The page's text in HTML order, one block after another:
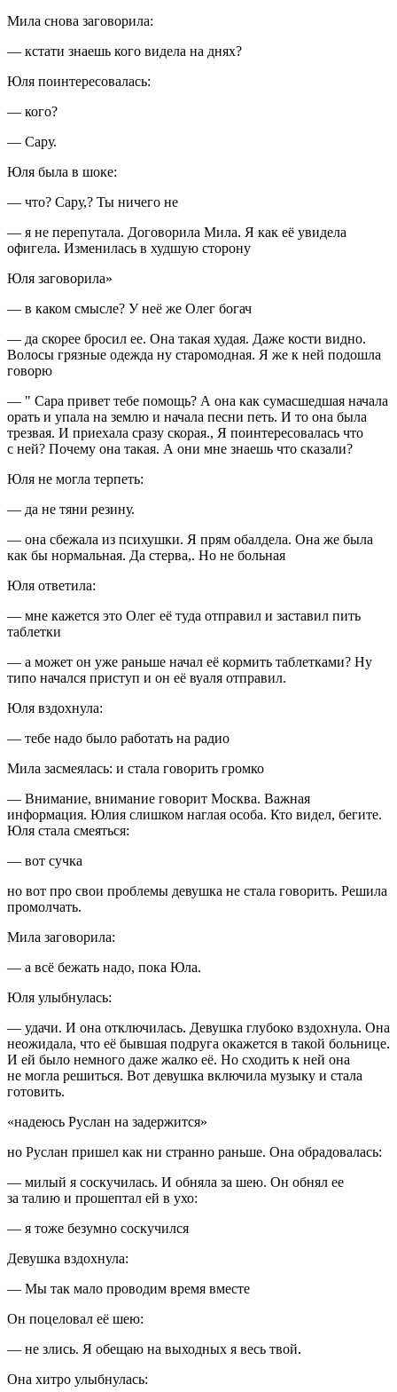
Мила снова заговорила:
— кстати знаешь кого видела на днях?
Юля поинтересовалась:
— кого?
— Сару.
Юля была в шоке:
— что? Сару,? Ты ничего не
— я не перепутала. Договорила Мила. Я как её увидела
офигела. Изменилась в худшую сторону
Юля заговорила»
— в каком смысле? У неё же Олег богач
— да скорее бросил ее. Она такая худая. Даже кости видно.
Волосы грязные одежда ну старомодная. Я же к ней подошла
говорю
— " Сара привет тебе помощь? А она как сумасшедшая начала
орать и упала на землю и начала песни петь. И то она была
трезвая. И приехала сразу скорая., Я поинтересовалась что
с ней? Почему она такая. А они мне знаешь что сказали?
Юля не могла терпеть:
— да не тяни резину.
— она сбежала из психушки. Я прям обалдела. Она же была
как бы нормальная. Да стерва,. Но не больная
Юля ответила:
— мне кажется это Олег её туда отправил и заставил пить
таблетки
— а может он уже раньше начал её кормить таблетками? Ну
типо начался приступ и он её вуаля отправил.
Юля вздохнула:
— тебе надо было работать на радио
Мила засмеялась: и стала говорить громко
— Внимание, внимание говорит Москва. Важная
информация. Юлия слишком наглая особа. Кто видел, бегите.
Юля стала смеяться:
— вот сучка
но вот про свои проблемы девушка не стала говорить. Решила
промолчать.
Мила заговорила:
— а всё бежать надо, пока Юла.
Юля улыбнулась:
— удачи. И она отключилась. Девушка глубоко вздохнула. Она
неожидала, что её бывшая подруга окажется в такой больнице.
И ей было немного даже жалко её. Но сходить к ней она
не могла решиться. Вот девушка включила музыку и стала
готовить.
«надеюсь Руслан на задержится»
но Руслан пришел как ни странно раньше. Она обрадовалась:
— милый я соскучилась. И обняла за шею. Он обнял ее
за талию и прошептал ей в ухо:
— я тоже безумно соскучился
Девушка вздохнула:
— Мы так мало проводим время вместе
Он поцеловал её шею:
— не злись. Я обещаю на выходных я весь твой.
Она хитро улыбнулась: